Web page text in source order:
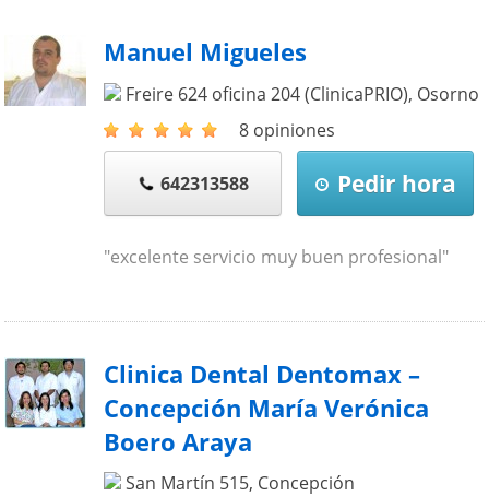
Manuel Migueles
Freire 624 oficina 204 (ClinicaPRIO), Osorno
8 opiniones
642313588 Pedir hora
"excelente servicio muy buen profesional"
Clinica Dental Dentomax –
Concepción María Verónica
Boero Araya
San Martín 515, Concepción